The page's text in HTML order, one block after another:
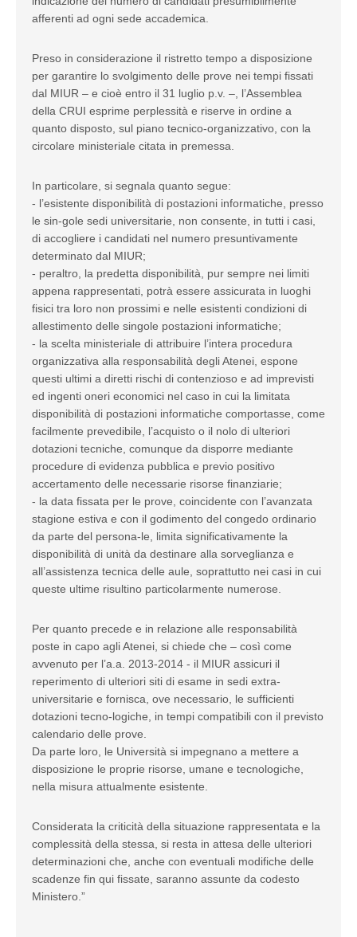
afferenti ad ogni sede accademica.
Preso in considerazione il ristretto tempo a disposizione
per garantire lo svolgimento delle prove nei tempi fissati
dal MIUR – e cioè entro il 31 luglio p.v. –, l’Assemblea
della CRUI esprime perplessità e riserve in ordine a
quanto disposto, sul piano tecnico-organizzativo, con la
circolare ministeriale citata in premessa.
In particolare, si segnala quanto segue:
- l’esistente disponibilità di postazioni informatiche, presso
le sin-gole sedi universitarie, non consente, in tutti i casi,
di accogliere i candidati nel numero presuntivamente
determinato dal MIUR;
- peraltro, la predetta disponibilità, pur sempre nei limiti
appena rappresentati, potrà essere assicurata in luoghi
fisici tra loro non prossimi e nelle esistenti condizioni di
allestimento delle singole postazioni informatiche;
- la scelta ministeriale di attribuire l’intera procedura
organizzativa alla responsabilità degli Atenei, espone
questi ultimi a diretti rischi di contenzioso e ad imprevisti
ed ingenti oneri economici nel caso in cui la limitata
disponibilità di postazioni informatiche comportasse, come
facilmente prevedibile, l’acquisto o il nolo di ulteriori
dotazioni tecniche, comunque da disporre mediante
procedure di evidenza pubblica e previo positivo
accertamento delle necessarie risorse finanziarie;
- la data fissata per le prove, coincidente con l’avanzata
stagione estiva e con il godimento del congedo ordinario
da parte del persona-le, limita significativamente la
disponibilità di unità da destinare alla sorveglianza e
all’assistenza tecnica delle aule, soprattutto nei casi in cui
queste ultime risultino particolarmente numerose.
Per quanto precede e in relazione alle responsabilità
poste in capo agli Atenei, si chiede che – così come
avvenuto per l’a.a. 2013-2014 - il MIUR assicuri il
reperimento di ulteriori siti di esame in sedi extra-
universitarie e fornisca, ove necessario, le sufficienti
dotazioni tecno-logiche, in tempi compatibili con il previsto
calendario delle prove.
Da parte loro, le Università si impegnano a mettere a
disposizione le proprie risorse, umane e tecnologiche,
nella misura attualmente esistente.
Considerata la criticità della situazione rappresentata e la
complessità della stessa, si resta in attesa delle ulteriori
determinazioni che, anche con eventuali modifiche delle
scadenze fin qui fissate, saranno assunte da codesto
Ministero.”